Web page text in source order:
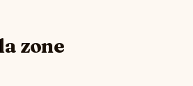
zone